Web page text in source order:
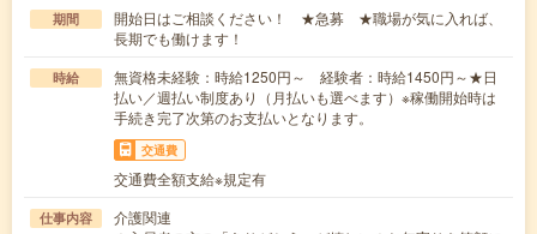
期間
開始日はご相談ください！ ★急募 ★職場が気に入れば、
長期でも働けます！
時給
無資格未経験：時給1250円～ 経験者：時給1450円～★日
払い／週払い制度あり（月払いも選べます）※稼働開始時は
手続き完了次第のお支払いとなります。
交通費
交通費全額支給※規定有
仕事内容
介護関連